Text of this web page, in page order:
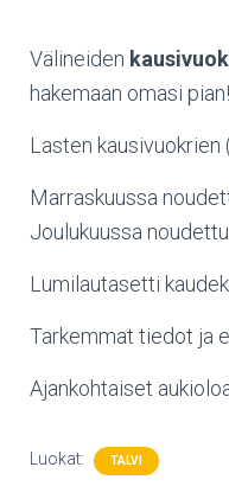
Välineiden
hakemaan omasi pian!
Lasten
Marraskuussa
Joulukuussa
Lumilautasetti
Tarkemmat tiedot ja
Ajankohtaiset
Luokat: TALVI